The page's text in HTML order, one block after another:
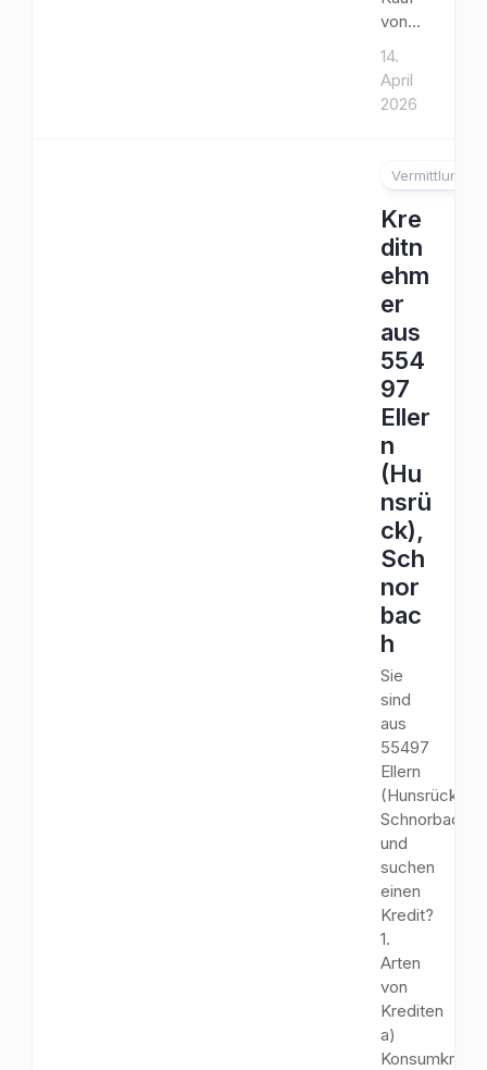
von...
14.
April
2026
Vermittlung
Kre
ditn
ehm
er
aus
554
97
Eller
n
(Hu
nsrü
ck),
Sch
nor
bac
h
Sie
sind
aus
55497
Ellern
(Hunsrück),
Schnorbach
und
suchen
einen
Kredit?
1.
Arten
von
Krediten
a)